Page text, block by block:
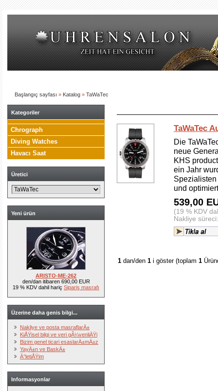
Başlangıç sayfası » Katalog » TaWaTec
Kategoriler
Chrograph
Diving Watches
Havacı Saat
Üretici
Yeni ürün
ARISTO-ME-262
den/dan itibaren 690,00 EUR
19 % KDV dahil hariç Sipariş masrafı
Üzerine daha genis bilgi...
Nakliye ve posta masraflarÄ±
KiÅŸisel bilgi ve veri gÃ¼venliÄŸi
Bizim genel ticari esaslarÄ±mÄ±z
YayÄ±n ve BaskÄ±
Ä°letiÅŸim
Informasyonlar
TaWaTec
Die
neue
KHS
ein Jahr
und
539,00
(19 % KDV
Nakliye
1 dan/den 1 i göster (toplam 1